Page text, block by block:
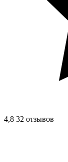
4,8 32 отзывов